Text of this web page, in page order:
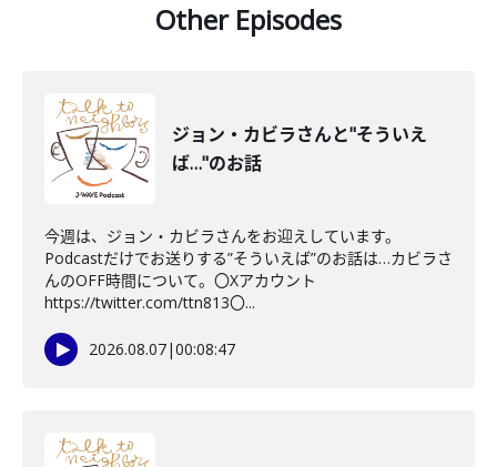
Other Episodes
ジョン・カビラさんと"そういえ
ば…"のお話
今週は、ジョン・カビラさんをお迎えしています。
Podcastだけでお送りする”そういえば”のお話は…カビラさ
んのOFF時間について。〇Xアカウント
https://twitter.com/ttn813〇...
2026.08.07|00:08:47